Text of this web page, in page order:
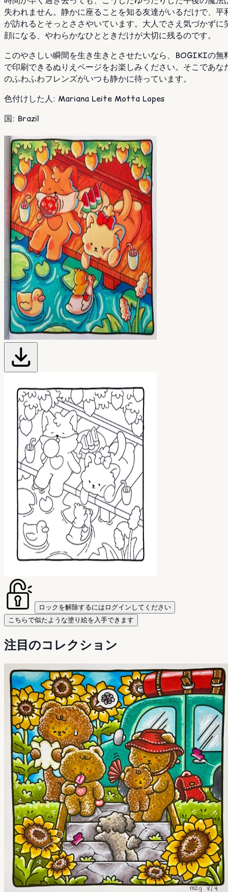
失われません。静かに座ることを知る友達がいるだけで、平
が訪れるとそっとささやいています。大人でさえ気づかずに
顔になる、やわらかなひとときだけが大切に残るのです。
このやさしい瞬間を生き生きとさせたいなら、BOGIKIの無
で印刷できるぬりえページをお楽しみください。そこであな
のふわふわフレンズがいつも静かに待っています。
色付けした人: Mariana Leite Motta Lopes
国: Brazil
ロックを解除するにはログインしてください
こちらで似たような塗り絵を入手できます
注目のコレクション